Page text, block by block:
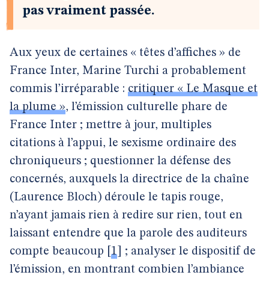
pas vraiment passée.
Aux yeux de certaines « têtes d’affiches » de
France Inter, Marine Turchi a probablement
commis l’irréparable : critiquer « Le Masque et
la plume », l’émission culturelle phare de
France Inter ; mettre à jour, multiples
citations à l’appui, le sexisme ordinaire des
chroniqueurs ; questionner la défense des
concernés, auxquels la directrice de la chaîne
(Laurence Bloch) déroule le tapis rouge,
n’ayant jamais rien à redire sur rien, tout en
laissant entendre que la parole des auditeurs
compte beaucoup
1
; analyser le dispositif de
l’émission, en montrant combien l’ambiance